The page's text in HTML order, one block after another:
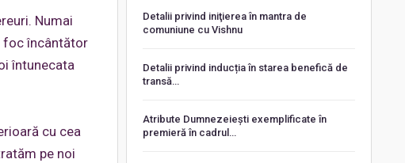
Numai
foc încântător
întunecata
cu cea
pe noi
Detalii privind iniţierea în mantra de
comuniune cu Vishnu
Detalii privind inducția în starea benefică de
transă…
Atribute Dumnezeiești exemplificate în
premieră în cadrul…